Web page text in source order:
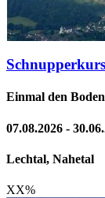
Einmal den
07.08.2026 -
Lechtal, Nahetal
XX%